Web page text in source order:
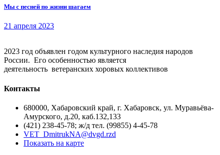
Мы с песней по жизни шагаем
21 апреля 2023
2023 год объявлен годом культурного наследия народов
России. Его особенностью является
деятельность ветеранских хоровых коллективов
Контакты
680000, Хабаровский край, г. Хабаровск, ул. Муравьёва-
Амурского, д.20, каб.132,133
(421) 238-45-78; ж/д тел. (99855) 4-45-78
VET_DmitrukNA@dvgd.rzd
Показать на карте